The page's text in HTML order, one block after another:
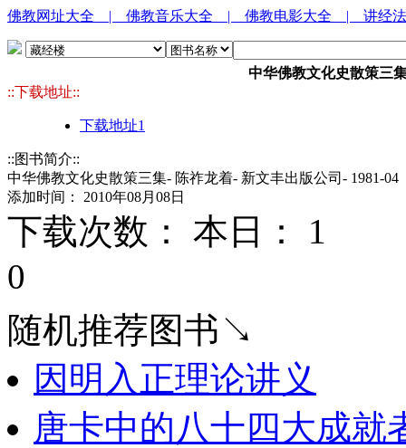
佛教网址大全 | 佛教音乐大全 | 佛教电影大全 | 讲经
中华佛教文化史散策三
::下载地址::
下载地址1
::图书简介::
中华佛教文化史散策三集- 陈祚龙着- 新文丰出版公司- 1981-04
添加时间： 2010年08月08日
下载次数： 本日： 1
0
随机推荐图书↘
因明入正理论讲义
唐卡中的八十四大成就